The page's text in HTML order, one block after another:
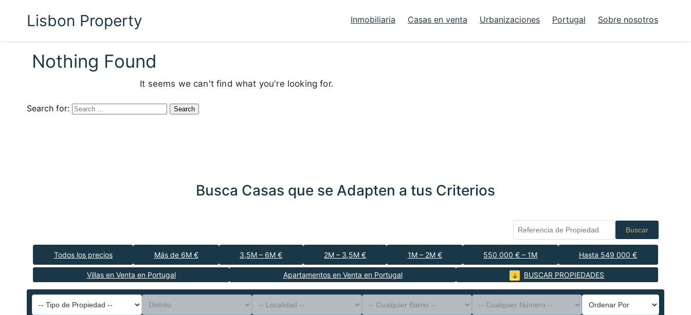
Lisbon Property Inmobiliaria Casas en venta Urbanizaciones Portugal Sobre nosotros
Nothing Found
It seems we can't find what you're looking for.
Search for:
Busca Casas que se Adapten a tus Criterios
Buscar
Todos los precios Más de 6M € 3,5M – 6M € 2M – 3,5M € 1M – 2M € 550 000 € – 1M Hasta 549 000 €
Villas en Venta en Portugal Apartamentos en Venta en Portugal BUSCAR PROPIEDADES
-- Tipo de Propiedad --
Distrito
-- Localidad --
-- Cualquier Barrio --
-- Cualquier Número --
Ordenar Por